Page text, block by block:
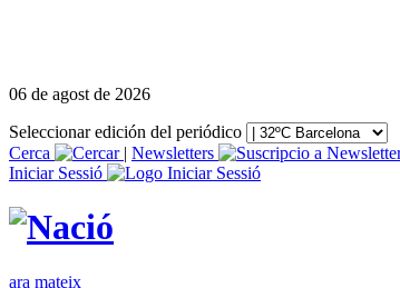
06 de agost de 2026
Seleccionar edición del periódico
Cerca
| Newsletters
Iniciar Sessió
ara mateix